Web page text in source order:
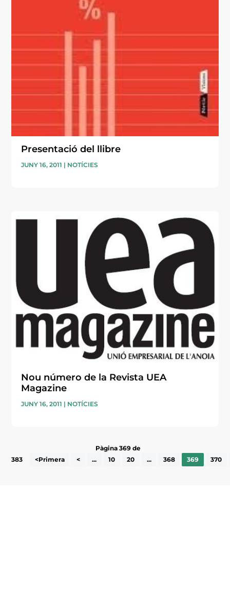
Presentació del llibre
JUNY 16, 2011 | NOTÍCIES
Nou número de la Revista UEA
Magazine
JUNY 16, 2011 | NOTÍCIES
Pàgina 369 de
383
<Primera < ... 10 20 ... 368 369 370